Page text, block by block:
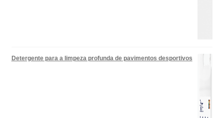
Detergente para a limpeza profunda de pavimentos desportivos